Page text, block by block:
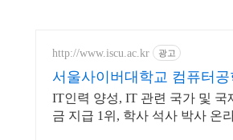
http://www.iscu.ac.kr 광고
서울사이버대학교 컴퓨터
IT인력 양성, IT 관련 국가 및
금 지급 1위, 학사 석사 박사 온